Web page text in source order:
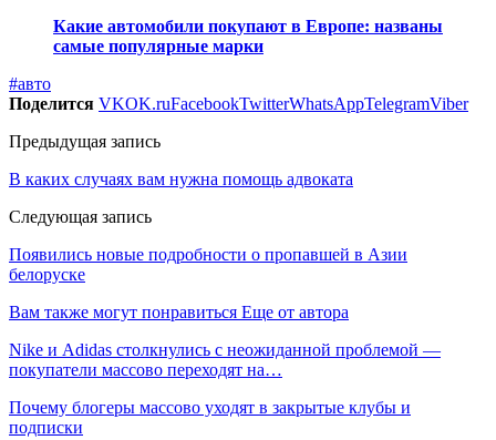
Какие автомобили покупают в Европе: названы
самые популярные марки
#авто
Поделится VKOK.ruFacebookTwitterWhatsAppTelegramViber
Предыдущая запись
В каких случаях вам нужна помощь адвоката
Следующая запись
Появились новые подробности о пропавшей в Азии
белоруске
Вам также могут понравиться Еще от автора
Nike и Adidas столкнулись с неожиданной проблемой —
покупатели массово переходят на…
Почему блогеры массово уходят в закрытые клубы и
подписки